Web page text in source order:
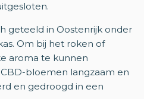
geteeld in Oostenrijk onder
Om bij het roken of
aroma te kunnen
bloemen langzaam en
en gedroogd in een